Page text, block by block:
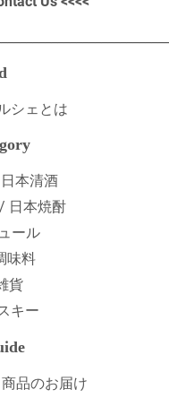
シェとは
本清酒
日本焼酎
ール
味料
貨
キー
品のお届け